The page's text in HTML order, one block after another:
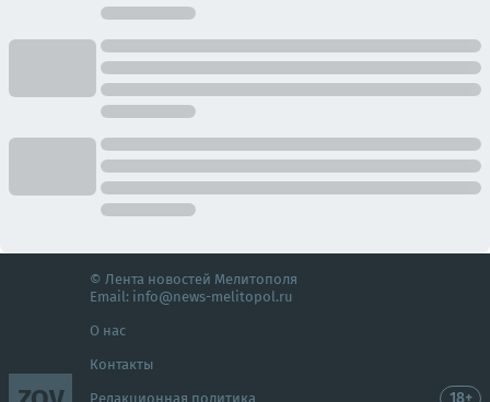
© Лента новостей Мелитополя
Email: info@news-melitopol.ru
О нас
Контакты
Редакционная политика 18+